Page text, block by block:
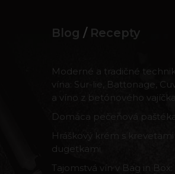
Blog / Recepty
Moderné a tradičné
vína: Sur-lie, Battonage,
a víno z betónového vajíčka
Domáca pečeňová
Hráškový krém s
dugetkami
Tajomstvá vín v Bag in